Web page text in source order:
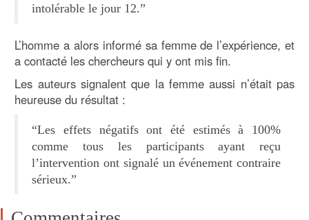
intolérable le jour 12.”
L’homme a alors informé sa femme de l’expérience, et
a contacté les chercheurs qui y ont mis fin.
Les auteurs signalent que la femme aussi n’était pas
heureuse du résultat :
“Les effets négatifs ont été estimés à 100%
comme tous les participants ayant reçu
l’intervention ont signalé un événement contraire
sérieux.”